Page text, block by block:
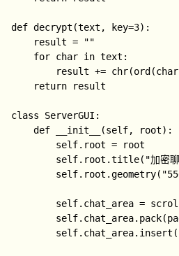
def decrypt(text, key=3):
    result = ""
    for char in text:
result +=
    return result
class ServerGUI:
    def __init__(self, root):
        self.root = root
self.root.title("加密
self.chat_area =